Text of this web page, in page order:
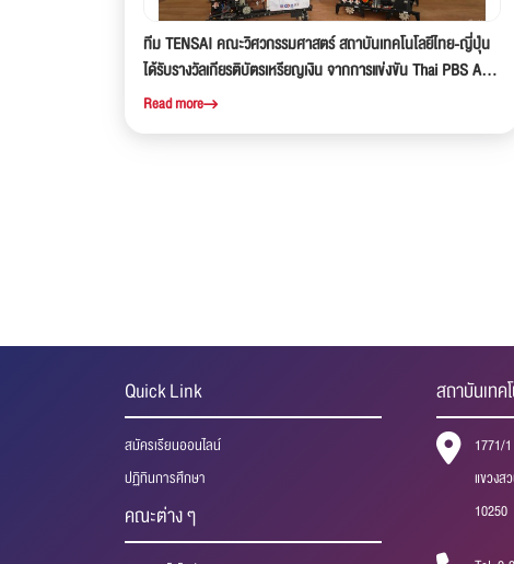
ทีม TENSAI คณะวิศวกรรมศาสตร์ สถาบันเทคโนโลยีไทย-ญี่ปุ่น
ได้รับรางวัลเกียรติบัตรเหรียญเงิน จากการแข่งขัน Thai PBS ABU
Robocon Thailand Championship 2026
Read more
Quick Link
สมัครเรียนออนไลน์
ปฏิทินการศึกษา
คณะต่าง ๆ
สถาบันเท
1771/
แขวงส
10250